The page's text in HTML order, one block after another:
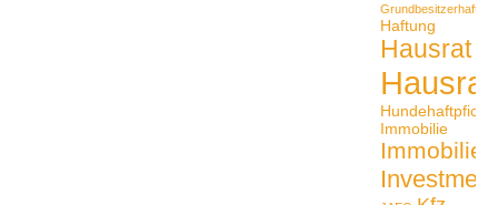
Haftung
Hausrat
Hundehaftpficht
Immobilie